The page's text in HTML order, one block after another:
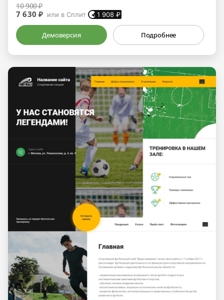
10 900 ₽
7 630 ₽ или в Сплит 1 908 ₽
Демоверсия Подробнее